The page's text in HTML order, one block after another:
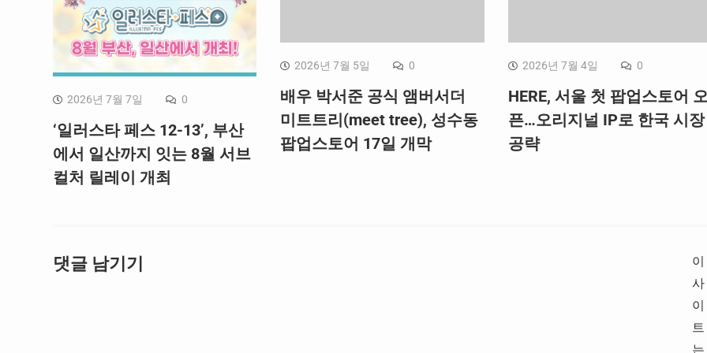
2026년 7월 7일 0
‘일러스타 페스 12-13’, 부산
에서 일산까지 잇는 8월 서브
컬처 릴레이 개최
2026년 7월 5일 0
배우 박서준 공식 앰버서더
미트트리(meet tree), 성수동
팝업스토어 17일 개막
2026년 7월 4일 0
HERE, 서울 첫 팝업스토어
픈…오리지널 IP로 한국 시장
공략
댓글 남기기
이
사
이
트
는